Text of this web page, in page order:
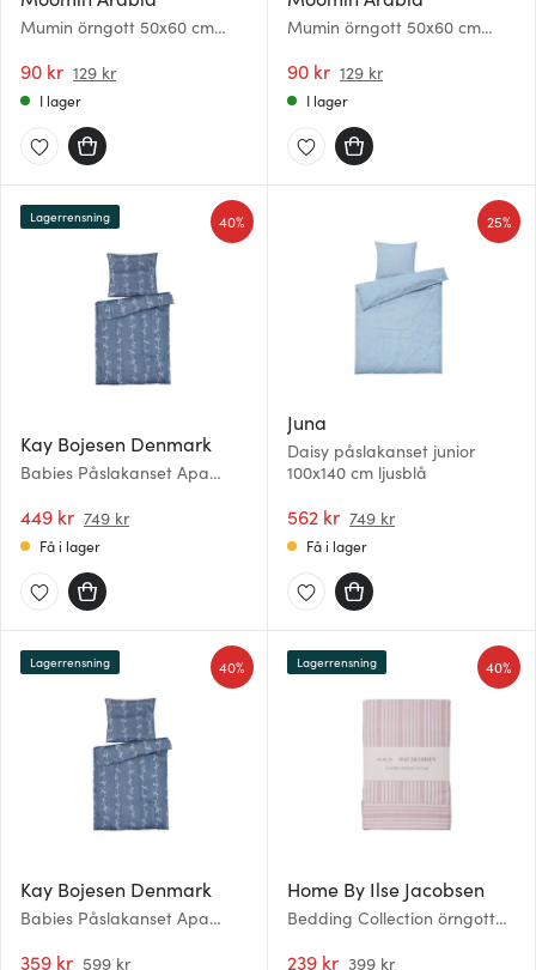
Mumin örngott 50x60 cm
90 kr 129 kr
I lager
Mumin örngott 50x60 cm
90 kr 129 kr
I lager
Kay Bojesen Denmark
Babies Påslakanset Apa
449 kr 749 kr
40%
Lagerrensning
Få i lager
Juna
Daisy påslakanset junior
100x140 cm ljusblå
562 kr 749 kr
25%
Få i lager
Kay Bojesen Denmark
Babies Påslakanset Apa
359 kr 599 kr
40%
Lagerrensning
Home By Ilse Jacobsen
Bedding Collection örngott
rose stripes
239 kr 399 kr
40%
Lagerrensning